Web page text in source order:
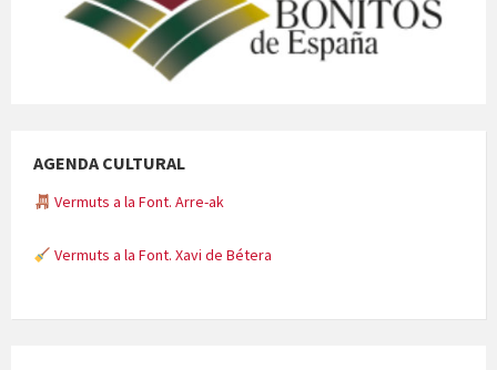
AGENDA CULTURAL
Vermuts a la Font. Arre-ak
Vermuts a la Font. Xavi de Bétera